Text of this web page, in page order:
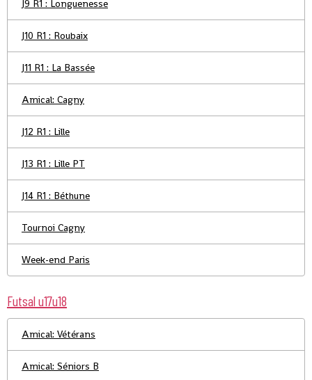
J9 R1 : Longuenesse
J10 R1 : Roubaix
J11 R1 : La Bassée
Amical: Cagny
J12 R1 : Lille
J13 R1 : Lille PT
J14 R1 : Béthune
Tournoi Cagny
Week-end Paris
Futsal u17u18
Amical: Vétérans
Amical: Séniors B